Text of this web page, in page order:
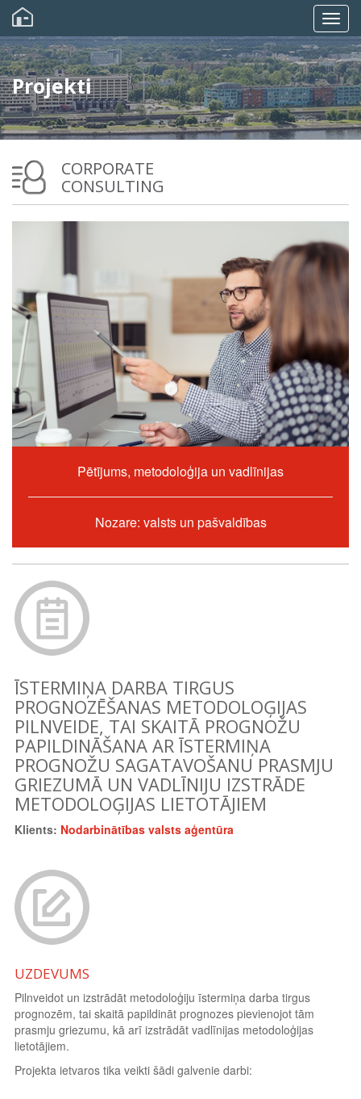
Pārlekt
galveno
saturu
Projekti
CORPORATE
CONSULTING
Pētījums, metodoloģija un vadlīnijas
Nozare: valsts un pašvaldības
ĪSTERMIŅA DARBA TIRGUS
PROGNOZĒŠANAS METODOLOĢIJAS
PILNVEIDE, TAI SKAITĀ PROGNOŽU
PAPILDINĀŠANA AR ĪSTERMIŅA
PROGNOŽU SAGATAVOŠANU PRASMJU
GRIEZUMĀ UN VADLĪNIJU IZSTRĀDE
METODOLOĢIJAS LIETOTĀJIEM
Klients: Nodarbinātības valsts aģentūra
UZDEVUMS
Pilnveidot un izstrādāt metodoloģiju īstermiņa darba tirgus
prognozēm, tai skaitā papildināt prognozes pievienojot tām
prasmju griezumu, kā arī izstrādāt vadlīnijas metodoloģijas
lietotājiem.
Projekta ietvaros tika veikti šādi galvenie darbi: